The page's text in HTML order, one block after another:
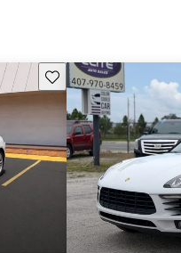
Guarda este Aviso